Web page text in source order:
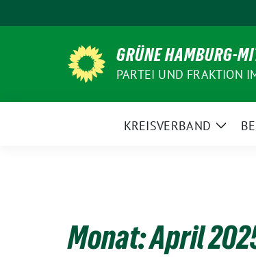
zum
GRÜNE HAMBURG-
PARTEI UND FRAKTION
KREISVERBAND
Zeige
Monat:April